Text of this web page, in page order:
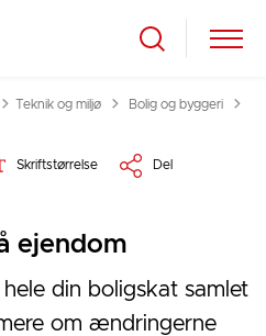
Teknik og miljø
Tilbage til
Bolig og byggeri
Skriftstørrelse Del
ejendom
din boligskat samlet
om ændringerne